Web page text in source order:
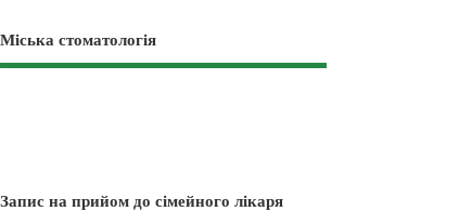
Міська стоматологія
Запис на прийом до сімейного лікаря